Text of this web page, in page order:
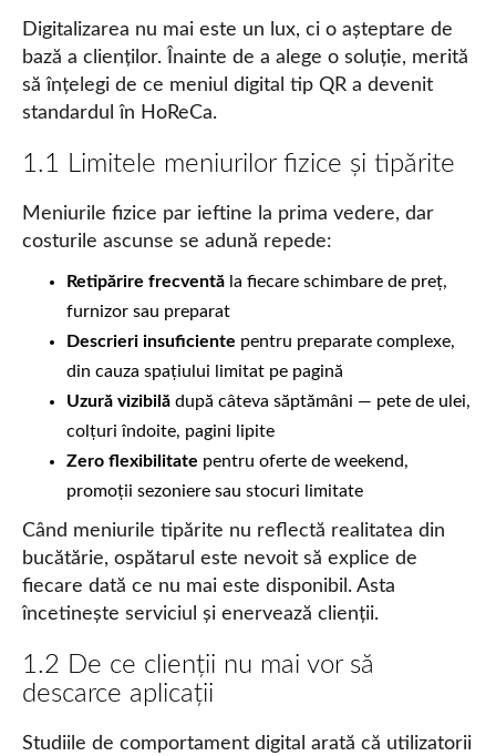
Digitalizarea nu mai este un lux, ci o așteptare de
bază a clienților. Înainte de a alege o soluție, merită
să înțelegi de ce meniul digital tip QR a devenit
standardul în HoReCa.
1.1 Limitele meniurilor fizice și tipărite
Meniurile fizice par ieftine la prima vedere, dar
costurile ascunse se adună repede:
Retipărire frecventă la fiecare schimbare de preț,
furnizor sau preparat
Descrieri insuficiente pentru preparate complexe,
din cauza spațiului limitat pe pagină
Uzură vizibilă după câteva săptămâni — pete de ulei,
colțuri îndoite, pagini lipite
Zero flexibilitate pentru oferte de weekend,
promoții sezoniere sau stocuri limitate
Când meniurile tipărite nu reflectă realitatea din
bucătărie, ospătarul este nevoit să explice de
fiecare dată ce nu mai este disponibil. Asta
încetinește serviciul și enervează clienții.
1.2 De ce clienții nu mai vor să
descarce aplicații
Studiile de comportament digital arată că utilizatorii